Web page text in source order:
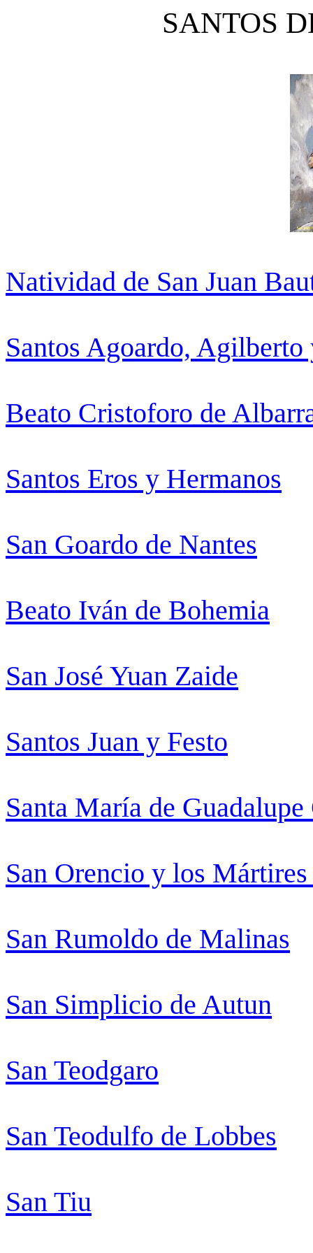
SANTOS
Natividad de San Juan
Santos Agoardo, Agilberto
Beato Cristoforo de
Santos Eros y Hermanos
San Goardo de Nantes
Beato Iván de Bohemia
San José Yuan Zaide
Santos Juan y Festo
Santa María de
San Orencio y los Mártires
San Rumoldo de Malinas
San Simplicio de Autun
San Teodgaro
San Teodulfo de Lobbes
San Tiu